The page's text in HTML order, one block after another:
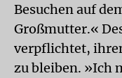
Besuchen auf
Großmutter.«
verpflichtet,
zu bleiben. »Ich